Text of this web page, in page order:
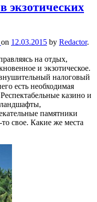
экзотических
on 12.03.2015 by Redactor.
на отдых,
и экзотическое.
налоговый
есть необходимая
казино и
памятники
свое. Какие же места